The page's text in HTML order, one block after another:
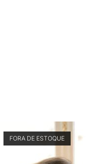
FORA DE ESTOQUE